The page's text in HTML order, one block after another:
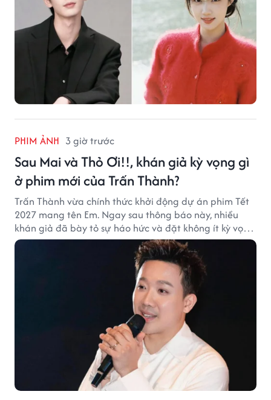
PHIM ẢNH 3 giờ trước
Sau Mai và Thỏ Ơi!!, khán giả kỳ vọng gì
ở phim mới của Trấn Thành?
Trấn Thành vừa chính thức khởi động dự án phim Tết
2027 mang tên Em. Ngay sau thông báo này, nhiều
khán giả đã bày tỏ sự háo hức và đặt không ít kỳ vọng
vào bộ phim mới của Trấn Thành.